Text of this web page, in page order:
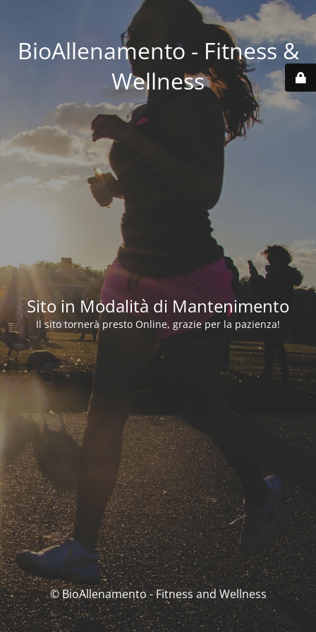
BioAllenamento - Fitness &
Wellness
Sito in Modalità di Mantenimento
Il sito tornerà presto Online, grazie per la pazienza!
© BioAllenamento - Fitness and Wellness